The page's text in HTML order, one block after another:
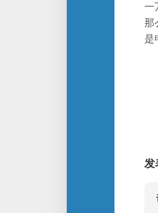
一
那
是
发